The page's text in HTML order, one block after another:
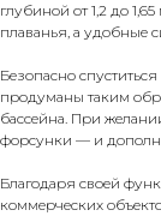
глубиной от 1,2 до
плаванья, а удобные
Безопасно
продуманы таким
бассейна. При
форсунки — и
Благодаря своей
коммерческих